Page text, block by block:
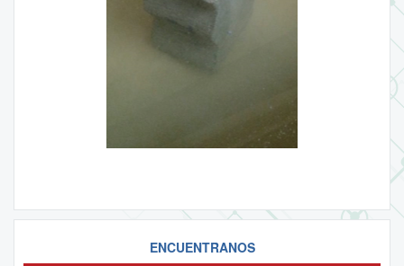
ENCUENTRANOS